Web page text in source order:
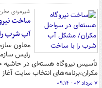
شیرمردی
ساخت
آب شرب
معاون
رئیس
تأسیس نیروگاه هسته‌ای در حاشیه
مکران،برنامه‌های انتخاب سایت
۷ مرداد ۰۲ - ۰۹:۱۴